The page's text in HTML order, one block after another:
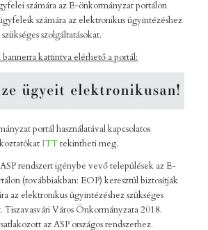
számára az E-önkormányzat portálon
számára az elektronikus ügyintézéshez
szükséges szolgáltatásokat.
bannerra kattintva elérhető a portál:
portál használatával kapcsolatos
ITTtekintheti meg.
rendszert igénybe vevő települések az E-
(továbbiakban: EOP) keresztül biztosítják
az elektronikus ügyintézéshez szükséges
Tiszavasvári Város Önkormányzata 2018.
az ASP országos rendszerhez.